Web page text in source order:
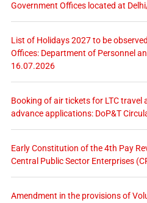
Government Offices located at
List of Holidays 2027 to be
Offices: Department of Personnel
16.07.2026
Booking of air tickets for LTC travel
advance applications: DoP&T
Early Constitution of the 4th Pay
Central Public Sector Enterprises
Amendment in the provisions of